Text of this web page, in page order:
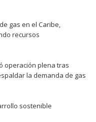
gas en el Caribe,
recursos
operación plena tras
la demanda de gas
sostenible